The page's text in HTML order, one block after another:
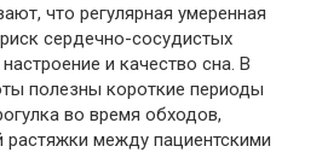
что регулярная умеренная
сердечно-сосудистых
и качество сна. В
полезны короткие периоды
во время обходов,
между пациентскими